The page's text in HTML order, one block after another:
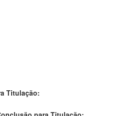
Titulação: